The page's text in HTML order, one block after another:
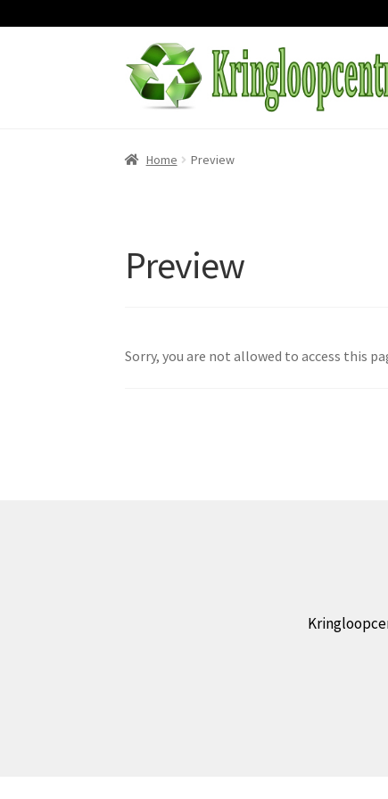
Ga
navigatie
Ga
inhoud
Home Preview
Preview
Sorry, you are not allowed to access this